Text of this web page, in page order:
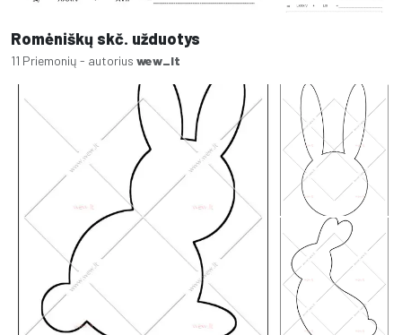
Romėniškų skč. užduotys
11 Priemonių - autorius wew_lt